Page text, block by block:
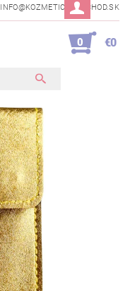
INFO@KOZMETICKYOBCHOD.SK
0 €0